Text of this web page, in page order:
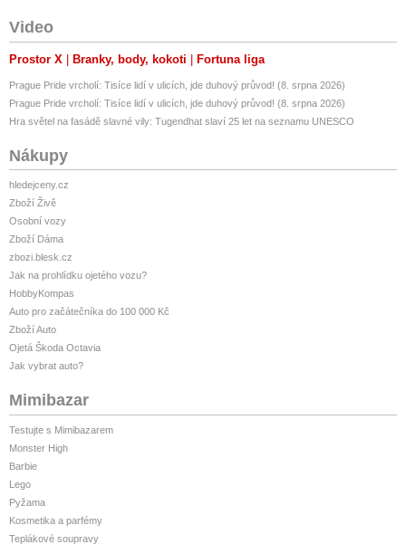
Video
Prostor X Branky, body, kokoti Fortuna liga
Prague Pride vrcholí: Tisíce lidí v ulicích, jde duhový průvod! (8. srpna 2026)
Prague Pride vrcholí: Tisíce lidí v ulicích, jde duhový průvod! (8. srpna 2026)
Hra světel na fasádě slavné vily: Tugendhat slaví 25 let na seznamu UNESCO
Nákupy
hledejceny.cz
Zboží Živě
Osobní vozy
Zboží Dáma
zbozi.blesk.cz
Jak na prohlídku ojetého vozu?
HobbyKompas
Auto pro začátečníka do 100 000 Kč
Zboží Auto
Ojetá Škoda Octavia
Jak vybrat auto?
Mimibazar
Testujte s Mimibazarem
Monster High
Barbie
Lego
Pyžama
Kosmetika a parfémy
Teplákové soupravy